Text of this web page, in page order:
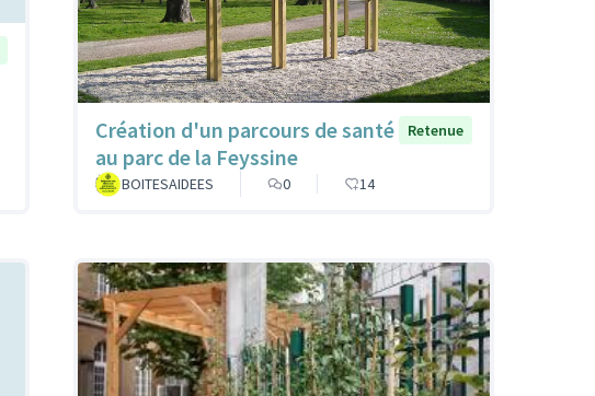
Création d'un parcours de santé
au parc de la Feyssine
Retenue
BOITESAIDEES 0 14